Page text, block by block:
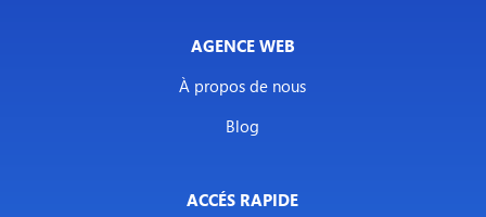
AGENCE WEB
À propos de nous
Blog
ACCÉS RAPIDE